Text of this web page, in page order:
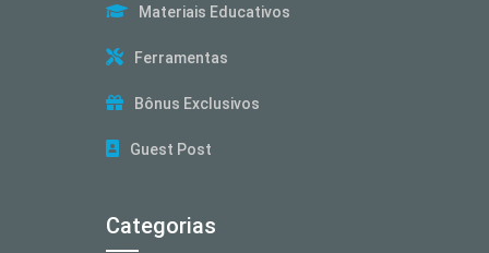
Materiais Educativos
Ferramentas
Bônus Exclusivos
Guest Post
Categorias